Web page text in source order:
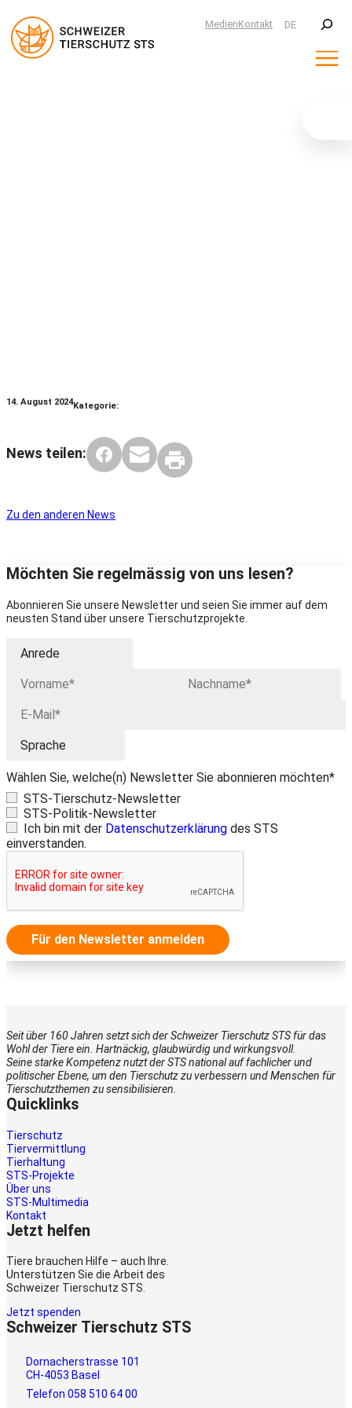
MedienKontakt DE
Suchen
14. August 2024Kategorie:
News teilen:
Zu den anderen News
Möchten Sie regelmässig von uns lesen?
Abonnieren Sie unsere Newsletter und seien Sie immer auf dem
neusten Stand über unsere Tierschutzprojekte.
Wählen Sie, welche(n) Newsletter Sie abonnieren möchten*
STS-Tierschutz-Newsletter
STS-Politik-Newsletter
Ich bin mit der Datenschutzerklärung des STS
einverstanden.
Für den Newsletter anmelden
Seit über 160 Jahren setzt sich der Schweizer Tierschutz STS für das
Wohl der Tiere ein. Hartnäckig, glaubwürdig und wirkungsvoll.
Seine starke Kompetenz nutzt der STS national auf fachlicher und
politischer Ebene, um den Tierschutz zu verbessern und Menschen für
Tierschutzthemen zu sensibilisieren.
Quicklinks
Tierschutz
Tiervermittlung
Tierhaltung
STS-Projekte
Über uns
STS-Multimedia
Kontakt
Jetzt helfen
Tiere brauchen Hilfe – auch Ihre.
Unterstützen Sie die Arbeit des
Schweizer Tierschutz STS.
Jetzt spenden
Schweizer Tierschutz STS
Dornacherstrasse 101
CH-4053 Basel
Telefon 058 510 64 00